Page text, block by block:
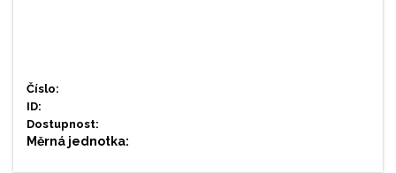
Číslo:
ID:
Dostupnost:
Měrná jednotka: